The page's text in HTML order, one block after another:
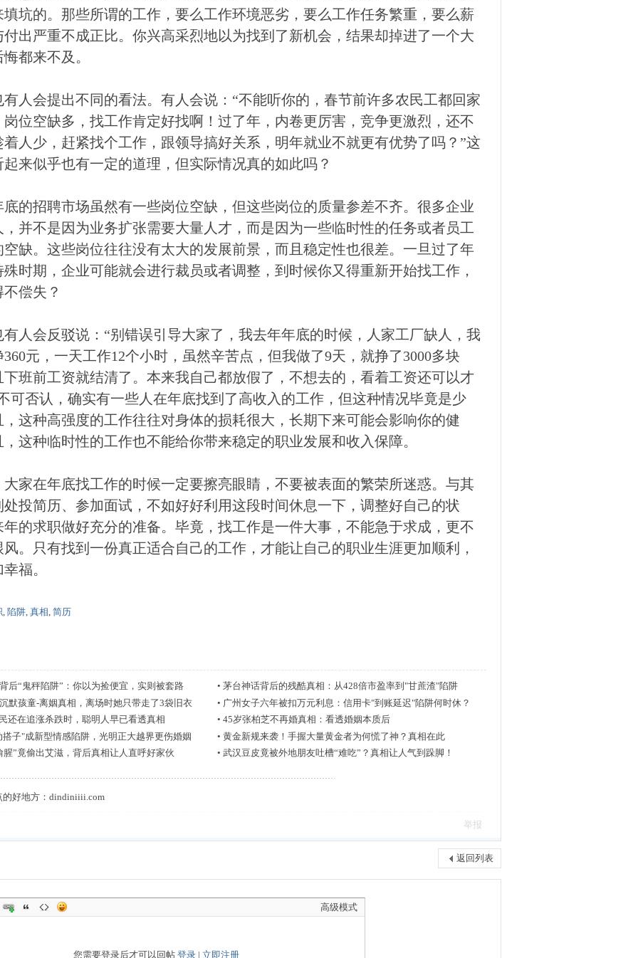
填坑的。那些所谓的工作，要么工作环境恶劣，要么工作任务繁重，要么薪
付出严重不成正比。你兴高采烈地以为找到了新机会，结果却掉进了一个大
都来不及。
有人会提出不同的看法。有人会说：“不能听你的，春节前许多农民工都回家
岗位空缺多，找工作肯定好找啊！过了年，内卷更厉害，竞争更激烈，还不
着人少，赶紧找个工作，跟领导搞好关系，明年就业不就更有优势了吗？”这
来似乎也有一定的道理，但实际情况真的如此吗？
底的招聘市场虽然有一些岗位空缺，但这些岗位的质量参差不齐。很多企业
，并不是因为业务扩张需要大量人才，而是因为一些临时性的任务或者员工
空缺。这些岗位往往没有太大的发展前景，而且稳定性也很差。一旦过了年
时期，企业可能就会进行裁员或者调整，到时候你又得重新开始找工作，
偿失？
有人会反驳说：“别错误引导大家了，我去年年底的时候，人家工厂缺人，我
元，一天工作12个小时，虽然辛苦点，但我做了9天，就挣了3000多块
下班前工资就结清了。本来我自己都放假了，不想去的，看着工资还可以才
可否认，确实有一些人在年底找到了高收入的工作，但这种情况毕竟是少
，这种高强度的工作往往对身体的损耗很大，长期下来可能会影响你的健
这种临时性的工作也不能给你带来稳定的职业发展和收入保障。
大家在年底找工作的时候一定要擦亮眼睛，不要被表面的繁荣所迷惑。与其
处投简历、参加面试，不如好好利用这段时间休息一下，调整好自己的状
年的求职做好充分的准备。毕竟，找工作是一件大事，不能急于求成，更不
。只有找到一份真正适合自己的工作，才能让自己的职业生涯更加顺利，
福。
, 陷阱, 真相, 简历
后“鬼秤陷阱”：你以为捡便宜，实则被套路 • 茅台神话背后的残酷真相：从428倍市盈率到"甘蔗渣"陷阱
默孩童-离姻真相，离场时她只带走了3袋旧衣
• 广州女子六年被扣万元利息：信用卡"到账延迟"陷阱何时休？
还在追涨杀跌时，聪明人早已看透真相
• 45岁张柏芝不再婚真相：看透婚姻本质后
子"成新型情感陷阱，光明正大越界更伤婚姻
• 黄金新规来袭！手握大量黄金者为何慌了神？真相在此
腥”竟偷出艾滋，背后真相让人直呼好家伙
• 武汉豆皮竟被外地朋友吐槽“难吃”？真相让人气到跺脚！
好地方： dindiniiii.com
举报
返回列表
高级模式
您需要登录后才可以回帖 登录 | 立即注册